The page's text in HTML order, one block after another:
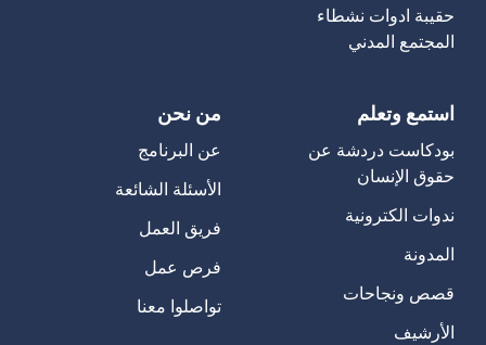
حقيبة ادوات نشطاء
المجتمع المدني
استمع وتعلم
بودكاست دردشة عن
حقوق الإنسان
ندوات الكترونية
المدونة
قصص ونجاحات
الأرشيف
من نحن
عن البرنامج
الأسئلة الشائعة
فريق العمل
فرص عمل
تواصلوا معنا